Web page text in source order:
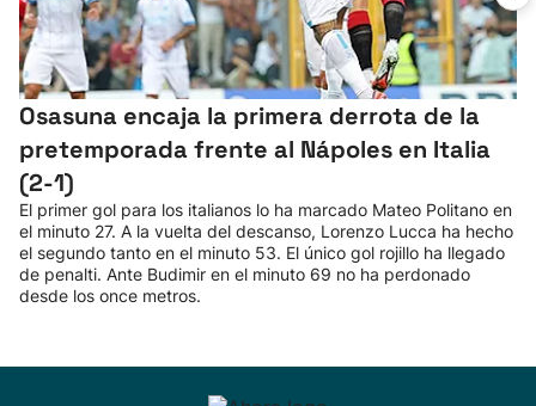
Osasuna encaja la primera derrota de la
pretemporada frente al Nápoles en Italia
(2-1)
El primer gol para los italianos lo ha marcado Mateo Politano en
el minuto 27. A la vuelta del descanso, Lorenzo Lucca ha hecho
el segundo tanto en el minuto 53. El único gol rojillo ha llegado
de penalti. Ante Budimir en el minuto 69 no ha perdonado
desde los once metros.